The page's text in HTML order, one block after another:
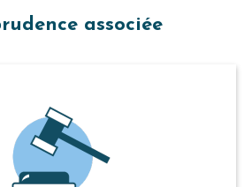
associée